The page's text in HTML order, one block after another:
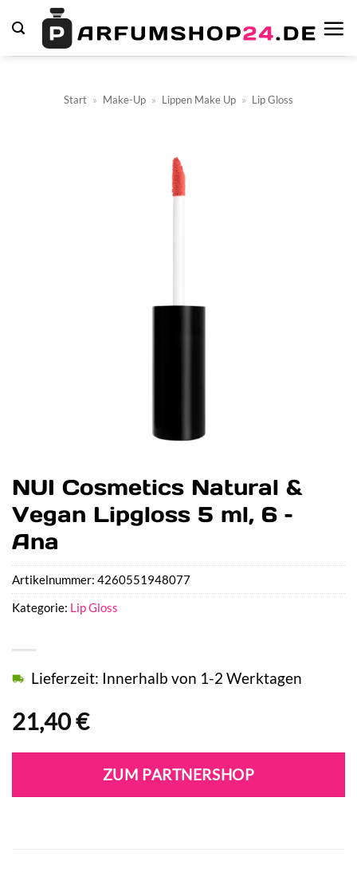
Inhalt
springen
Start » Make-Up » Lippen Make Up » Lip Gloss
NUI Cosmetics Natural &
Vegan Lipgloss 5 ml, 6 –
Ana
21,40€
Lieferzeit: Innerhalb von 1-2 Werktagen
ZUM PARTNERSHOP
Artikelnummer: 4260551948077
Kategorie: Lip Gloss